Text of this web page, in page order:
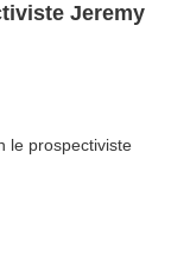
Jeremy